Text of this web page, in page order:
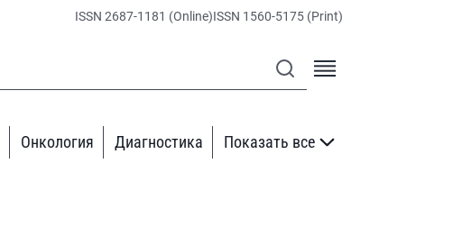
ISSN 2687-1181 (Online)ISSN 1560-5175 (Print)
Онкология Диагностика Показать все